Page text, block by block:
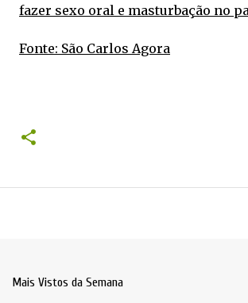
fazer sexo oral e masturbação no
Fonte: São Carlos Agora
Mais Vistos da Semana